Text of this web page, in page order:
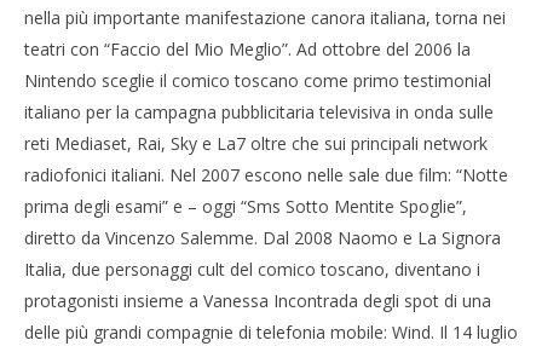
nella più importante manifestazione canora italiana, torna nei
teatri con “Faccio del Mio Meglio”. Ad ottobre del 2006 la
Nintendo sceglie il comico toscano come primo testimonial
italiano per la campagna pubblicitaria televisiva in onda sulle
reti Mediaset, Rai, Sky e La7 oltre che sui principali network
radiofonici italiani. Nel 2007 escono nelle sale due film: “Notte
prima degli esami” e – oggi “Sms Sotto Mentite Spoglie”,
diretto da Vincenzo Salemme. Dal 2008 Naomo e La Signora
Italia, due personaggi cult del comico toscano, diventano i
protagonisti insieme a Vanessa Incontrada degli spot di una
delle più grandi compagnie di telefonia mobile: Wind. Il 14 luglio